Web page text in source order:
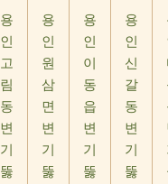
용
인
고
림
동
변
기
뚫
용
인
원
삼
면
변
기
뚫
용
인
이
동
읍
변
기
뚫
용
인
신
갈
동
변
기
뚫